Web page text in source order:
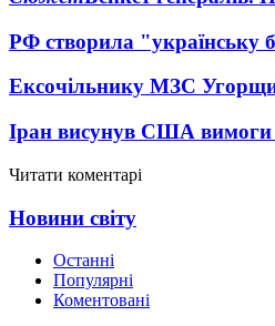
РФ створила "українську
Ексочільнику МЗС
Іран висунув США вимоги
Читати коментарі
Новини світу
Останні
Популярні
Коментовані